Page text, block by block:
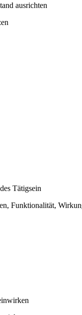
ausrichten
Tätigsein
Funktionalität,